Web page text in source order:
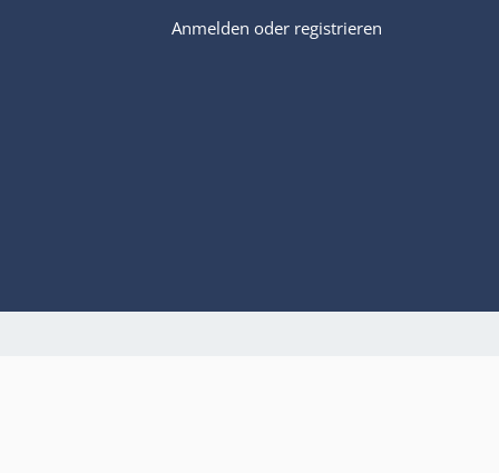
Anmelden oder registrieren